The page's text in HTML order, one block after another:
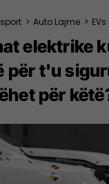
> Auto Lajme > EVs
elektrike
për t'u
për